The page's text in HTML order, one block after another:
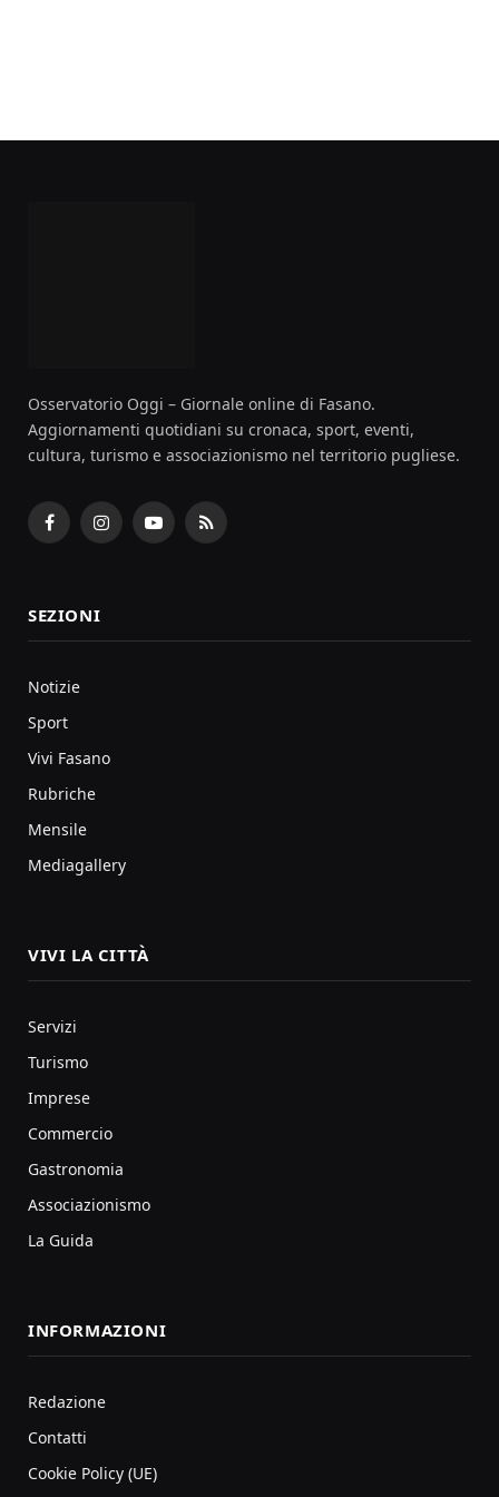
Osservatorio Oggi – Giornale online di Fasano.
Aggiornamenti quotidiani su cronaca, sport, eventi,
cultura, turismo e associazionismo nel territorio pugliese.
FacebookInstagramYouTubeRSS
SEZIONI
Notizie
Sport
Vivi Fasano
Rubriche
Mensile
Mediagallery
VIVI LA CITTÀ
Servizi
Turismo
Imprese
Commercio
Gastronomia
Associazionismo
La Guida
INFORMAZIONI
Redazione
Contatti
Cookie Policy (UE)